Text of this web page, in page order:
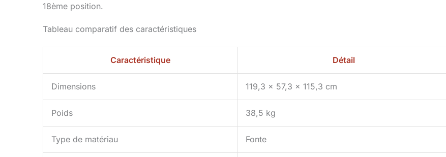
18ème position.
Tableau comparatif des caractéristiques
Caractéristique Détail
Dimensions 119,3 x 57,3 x 115,3 cm
Poids 38,5 kg
Type de matériau Fonte